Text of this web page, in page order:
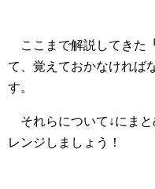
ここまで解説してきた
て、覚えておかなければ
す。
それらについて↓にまと
レンジしましょう！